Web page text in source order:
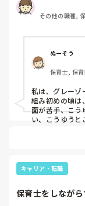
保育補助として働
りたいと思い勉
失言してしまっ
だからといって
で、考えないよ
しむことを大事
ます🥲
その他の職種,
ぬーそう
保育士, 保
私は、グレーゾ
組み初めの頃は
面が苦手、こう
い、こうゆうと
自分の得意、
キャリア・転職
保育士をしなが